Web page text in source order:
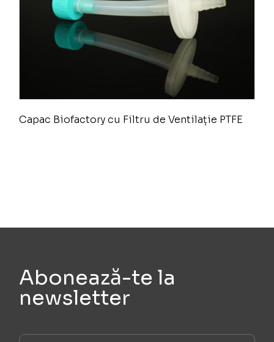
Capac Biofactory cu Filtru de Ventilație PTFE
Abonează-te la
newsletter